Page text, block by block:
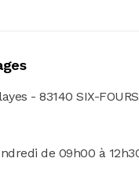
- 83140 SIX-
de 09h00 à